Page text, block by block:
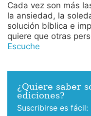
Cada vez son más
la ansiedad, la
solución bíblica e
quiere que otras
Escuche
¿Quiere saber
ediciones?
Suscribirse es